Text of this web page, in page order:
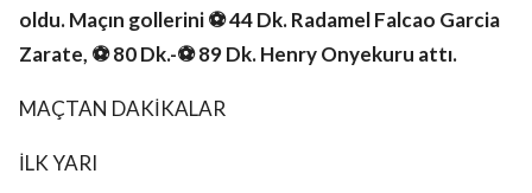
oldu. Maçın gollerini ⚽ 44 Dk. Radamel Falcao Garcia
Zarate, ⚽ 80 Dk.-⚽ 89 Dk. Henry Onyekuru attı.
MAÇTAN DAKİKALAR
İLK YARI